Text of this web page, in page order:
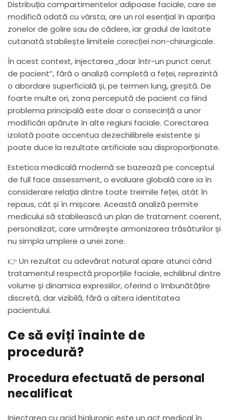
Distribuția compartimentelor adipoase faciale, care se
modifică odată cu vârsta, are un rol esențial în apariția
zonelor de golire sau de cădere, iar gradul de laxitate
cutanată stabilește limitele corecției non-chirurgicale.
În acest context, injectarea „doar într-un punct cerut
de pacient”, fără o analiză completă a feței, reprezintă
o abordare superficială și, pe termen lung, greșită. De
foarte multe ori, zona percepută de pacient ca fiind
problema principală este doar o consecință a unor
modificări apărute în alte regiuni faciale. Corectarea
izolată poate accentua dezechilibrele existente și
poate duce la rezultate artificiale sau disproporționate.
Estetica medicală modernă se bazează pe conceptul
de full face assessment, o evaluare globală care ia în
considerare relația dintre toate treimile feței, atât în
repaus, cât și în mișcare. Această analiză permite
medicului să stabilească un plan de tratament coerent,
personalizat, care urmărește armonizarea trăsăturilor și
nu simpla umplere a unei zone.
👉 Un rezultat cu adevărat natural apare atunci când
tratamentul respectă proporțiile faciale, echilibrul dintre
volume și dinamica expresiilor, oferind o îmbunătățire
discretă, dar vizibilă, fără a altera identitatea
pacientului.
Ce să eviți înainte de
procedură?
Procedura efectuată de personal
necalificat
Injectarea cu acid hialuronic este un act medical în